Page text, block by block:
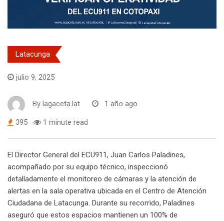
Latacunga
julio 9, 2025
By lagaceta.lat 1 año ago
395 1 minute read
El Director General del ECU911, Juan Carlos Paladines,
acompañado por su equipo técnico, inspeccionó
detalladamente el monitoreo de cámaras y la atención de
alertas en la sala operativa ubicada en el Centro de Atención
Ciudadana de Latacunga. Durante su recorrido, Paladines
aseguró que estos espacios mantienen un 100% de